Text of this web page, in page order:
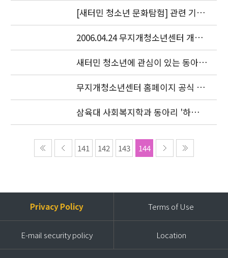
[새터민 청소년 문화탐험] 관련 기관
실무자 간담회
2006.04.24 무지개청소년센터 개소
식이 있었습니다.
새터민 청소년에 관심이 있는 동아리
를 찾습니다.
무지개청소년센터 홈페이지 공식 오
픈
삼육대 사회복지학과 동아리 '하늘
샘' 특강
141 142 143 144
Privacy Policy Terms of Use
E-mail security policy Location